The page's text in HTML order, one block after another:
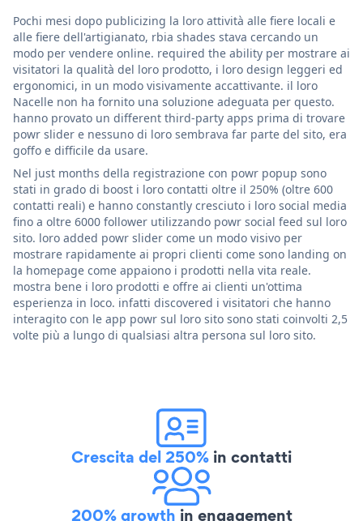
Pochi mesi dopo publicizing la loro attività alle fiere locali e
alle fiere dell'artigianato, rbia shades stava cercando un
modo per vendere online. required the ability per mostrare ai
visitatori la qualità del loro prodotto, i loro design leggeri ed
ergonomici, in un modo visivamente accattivante. il loro
Nacelle non ha fornito una soluzione adeguata per questo.
hanno provato un different third-party apps prima di trovare
powr slider e nessuno di loro sembrava far parte del sito, era
goffo e difficile da usare.
Nel just months della registrazione con powr popup sono
stati in grado di boost i loro contatti oltre il 250% (oltre 600
contatti reali) e hanno constantly cresciuto i loro social media
fino a oltre 6000 follower utilizzando powr social feed sul loro
sito. loro added powr slider come un modo visivo per
mostrare rapidamente ai propri clienti come sono landing on
la homepage come appaiono i prodotti nella vita reale.
mostra bene i loro prodotti e offre ai clienti un'ottima
esperienza in loco. infatti discovered i visitatori che hanno
interagito con le app powr sul loro sito sono stati coinvolti 2,5
volte più a lungo di qualsiasi altra persona sul loro sito.
Crescita del 250% in contatti
200% growth in engagement